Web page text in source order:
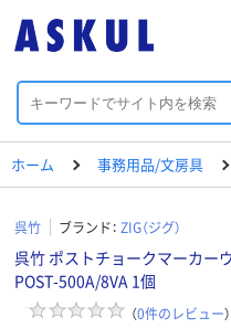
ホーム 事務用品/文房具
呉竹 ブランド： ZIG（ジグ）
呉竹 ポストチョークマーカー
POST-500A/8VA 1個
（0件のレビュー）